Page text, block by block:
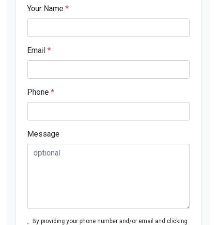
Your Name *
Email *
Phone *
Message
By providing your phone number and/or email and clicking